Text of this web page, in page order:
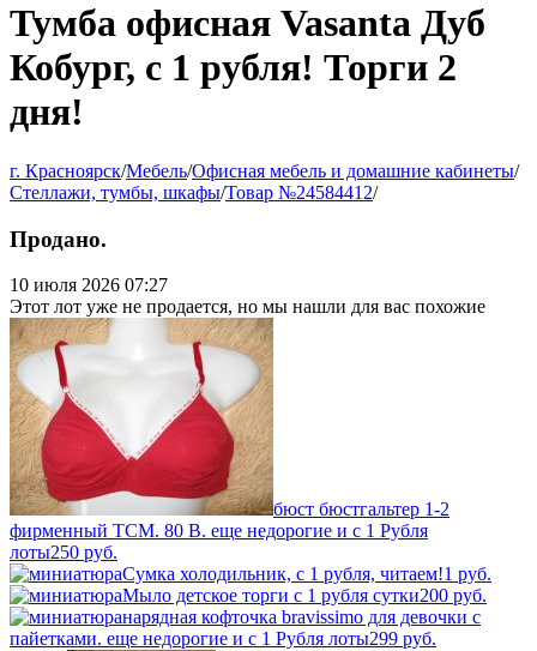
Тумба офисная Vasanta Дуб
Кобург, с 1 рубля! Торги 2
дня!
г. Красноярск/Мебель/Офисная мебель и домашние кабинеты/
Стеллажи, тумбы, шкафы/Товар №24584412/
Продано.
10 июля 2026 07:27
Этот лот уже не продается, но мы нашли для вас похожие
бюст бюстгальтер 1-2
фирменный TCM. 80 В. еще недорогие и с 1 Рубля
лоты250 руб.
Сумка холодильник, с 1 рубля, читаем!1 руб.
Мыло детское торги с 1 рубля сутки200 руб.
нарядная кофточка bravissimo для девочки с
пайетками. еще недорогие и с 1 Рубля лоты299 руб.